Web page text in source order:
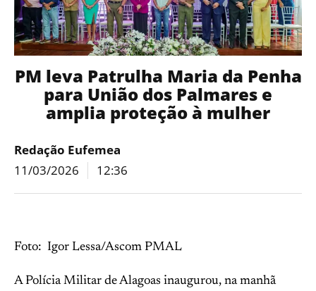
PM leva Patrulha Maria da Penha
para União dos Palmares e
amplia proteção à mulher
Redação Eufemea
11/03/2026
12:36
Foto: Igor Lessa/Ascom PMAL
A Polícia Militar de Alagoas inaugurou, na manhã